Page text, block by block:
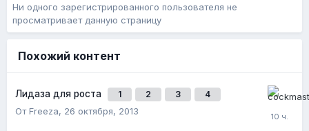
Ни одного зарегистрированного пользователя не
просматривает данную страницу
Похожий контент
Лидаза для роста 1 2 3 4
От Freeza, 26 октября, 2013